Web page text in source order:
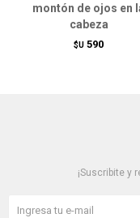
montón de ojos en
cabeza
$U 590
¡Suscribite y